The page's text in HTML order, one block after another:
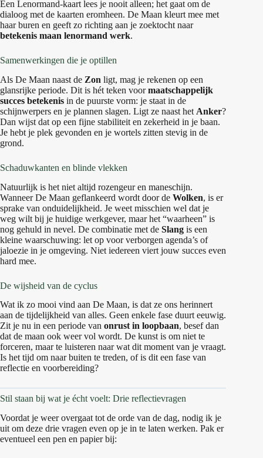
Een Lenormand-kaart lees je nooit alleen; het gaat om de
dialoog met de kaarten eromheen. De Maan kleurt mee met
haar buren en geeft zo richting aan je zoektocht naar
betekenis maan lenormand werk.
Samenwerkingen die je optillen
Als De Maan naast de Zon ligt, mag je rekenen op een
glansrijke periode. Dit is hét teken voormaatschappelijk
succes betekenis in de puurste vorm: je staat in de
schijnwerpers en je plannen slagen. Ligt ze naast het Anker?
Dan wijst dat op een fijne stabiliteit en zekerheid in je baan.
Je hebt je plek gevonden en je wortels zitten stevig in de
grond.
Schaduwkanten en blinde vlekken
Natuurlijk is het niet altijd rozengeur en maneschijn.
Wanneer De Maan geflankeerd wordt door de Wolken, is er
sprake van onduidelijkheid. Je weet misschien wel dat je
weg wilt bij je huidige werkgever, maar het “waarheen” is
nog gehuld in nevel. De combinatie met de Slang is een
kleine waarschuwing: let op voor verborgen agenda’s of
jaloezie in je omgeving. Niet iedereen viert jouw succes even
hard mee.
De wijsheid van de cyclus
Wat ik zo mooi vind aan De Maan, is dat ze ons herinnert
aan de tijdelijkheid van alles. Geen enkele fase duurt eeuwig.
Zit je nu in een periode van onrust in loopbaan, besef dan
dat de maan ook weer vol wordt. De kunst is om niet te
forceren, maar te luisteren naar wat dit moment van je vraagt.
Is het tijd om naar buiten te treden, of is dit een fase van
reflectie en voorbereiding?
Stil staan bij wat je écht voelt: Drie reflectievragen
Voordat je weer overgaat tot de orde van de dag, nodig ik je
uit om deze drie vragen even op je in te laten werken. Pak er
eventueel een pen en papier bij: